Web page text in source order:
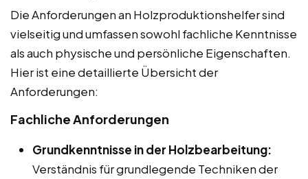
Die Anforderungen an Holzproduktionshelfer sind
vielseitig und umfassen sowohl fachliche Kenntnisse
als auch physische und persönliche Eigenschaften.
Hier ist eine detaillierte Übersicht der
Anforderungen:
Fachliche Anforderungen
Grundkenntnisse in der Holzbearbeitung:
Verständnis für grundlegende Techniken der